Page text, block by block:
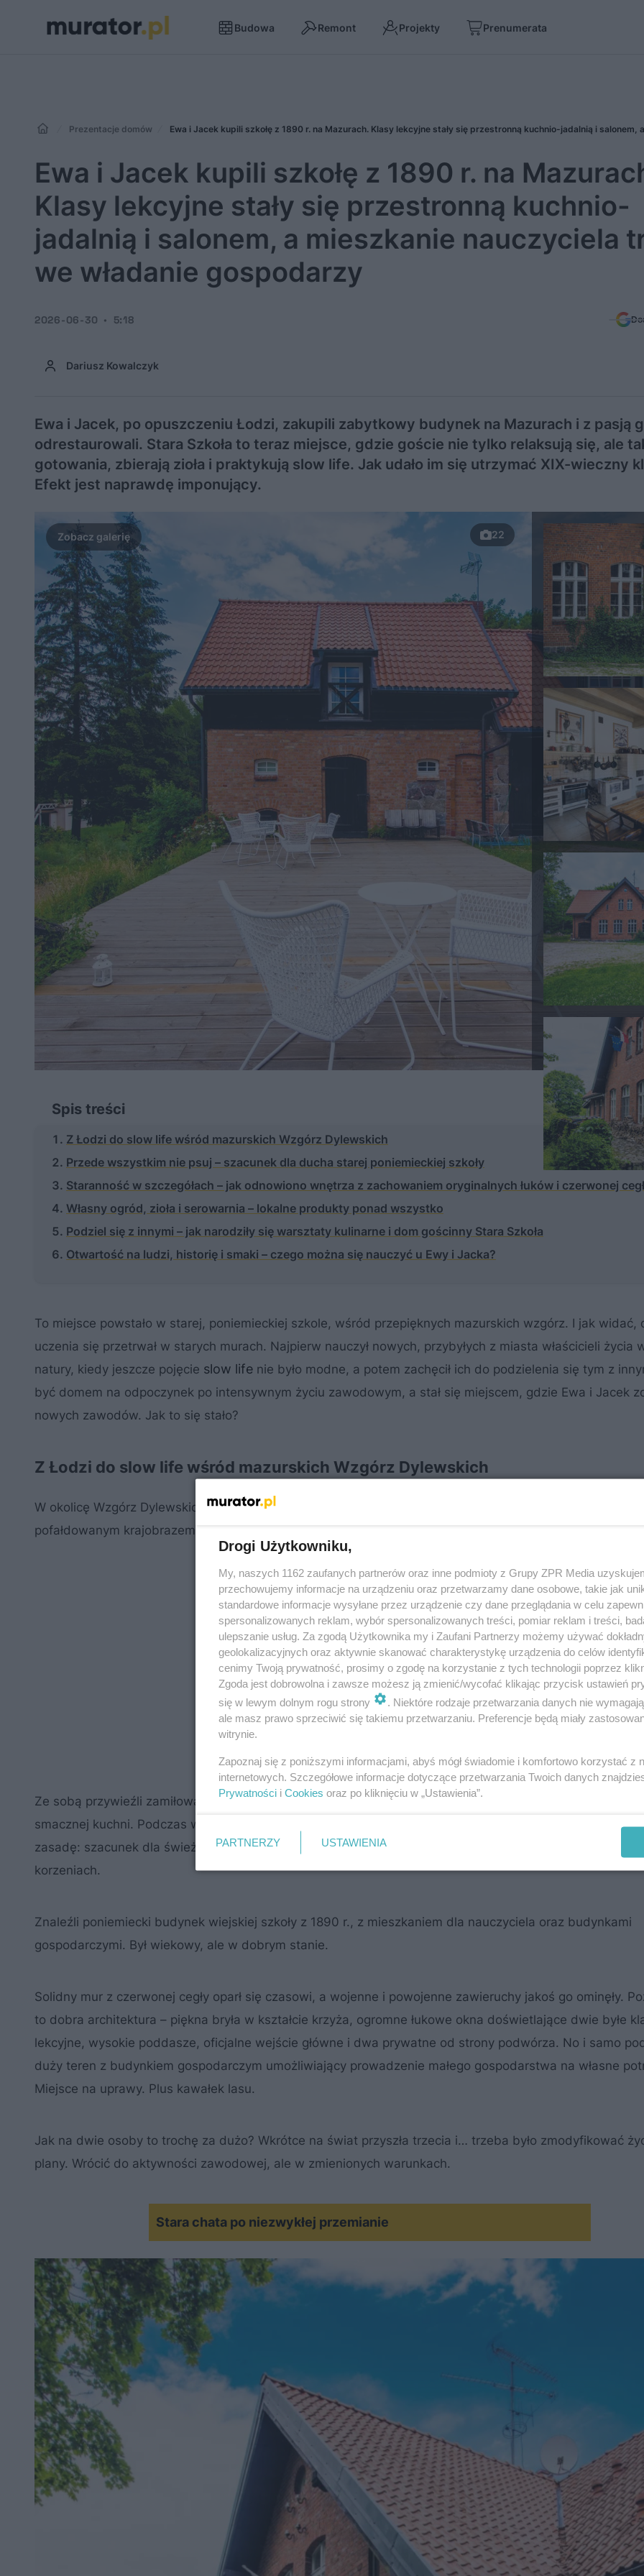
Budowa Remont Projekty Prenumerata
Prezentacje domów
Ewa i Jacek kupili szkołę z 1890 r. na
Klasy lekcyjne stały się przestronną kuchnio-
jadalnią i salonem, a mieszkanie nauczyciela
we władanie gospodarzy
Dariusz Kowalczyk
2026-06-30 5:18
Ewa i Jacek, po opuszczeniu Łodzi, zakupili zabytkowy budynek na Mazurach i z pasją
odrestaurowali. Stara Szkoła to teraz miejsce, gdzie goście nie tylko relaksują się, ale
gotowania, zbierają zioła i praktykują slow life. Jak udało im się utrzymać XIX-wieczny
Efekt jest naprawdę imponujący.
22
Spis treści
Z Łodzi do slow life wśród mazurskich Wzgórz Dylewskich
Przede wszystkim nie psuj – szacunek dla ducha starej poniemieckiej szkoły
Staranność w szczegółach – jak odnowiono wnętrza z zachowaniem oryginalnych łuków i czerwonej
Własny ogród, zioła i serowarnia – lokalne produkty ponad wszystko
Podziel się z innymi – jak narodziły się warsztaty kulinarne i dom gościnny Stara Szkoła
Otwartość na ludzi, historię i smaki – czego można się nauczyć u Ewy i Jacka?
To miejsce powstało w starej, poniemieckiej szkole, wśród przepięknych mazurskich wzgórz. I jak widać,
uczenia się przetrwał w starych murach. Najpierw nauczył nowych, przybyłych z miasta właścicieli życia
natury, kiedy jeszcze pojęcie slow life nie było modne, a potem zachęcił ich do podzielenia się tym z
być domem na odpoczynek po intensywnym życiu zawodowym, a stał się miejscem, gdzie Ewa i Jacek
nowych zawodów. Jak to się stało?
Z Łodzi do slow life wśród mazurskich Wzgórz Dylewskich
W okolicę Wzgórz Dylewskich przyjechali z Łodzi. Chcieli uciec z miasta, zwolnić. To miejsce zachwyciło
pofałdowanym krajobrazem. Przywodziło na myśl ukochane góry: Beskid Niski, Bieszczady, a było bliżej.
Ze sobą przywieźli zamiłowanie do aktywności w plenerze (oboje byli przewodnikami beskidzkimi),
smacznej kuchni. Podczas wielu podróży po Francji kosztowali znakomitych potraw, serów, win. I poznali
zasadę: szacunek dla świeżych, lokalnych składników. Podobną Jacek wyniósł z rodzinnego domu o
korzeniach.
Znaleźli poniemiecki budynek wiejskiej szkoły z 1890 r., z mieszkaniem dla nauczyciela oraz budynkami
gospodarczymi. Był wiekowy, ale w dobrym stanie.
Solidny mur z czerwonej cegły oparł się czasowi, a wojenne i powojenne zawieruchy jakoś go ominęły.
to dobra architektura – piękna bryła w kształcie krzyża, ogromne łukowe okna doświetlające dwie byłe
lekcyjne, wysokie poddasze, oficjalne wejście główne i dwa prywatne od strony podwórza. No i samo
duży teren z budynkiem gospodarczym umożliwiający prowadzenie małego gospodarstwa na własne
Miejsce na uprawy. Plus kawałek lasu.
Jak na dwie osoby to trochę za dużo? Wkrótce na świat przyszła trzecia i… trzeba było zmodyfikować
plany. Wrócić do aktywności zawodowej, ale w zmienionych warunkach.
Stara chata po niezwykłej przemianie
Drogi Użytkowniku,
My, naszych 1162 zaufanych partnerów oraz inne podmioty z Grupy ZPR Media
przechowujemy informacje na urządzeniu oraz przetwarzamy dane osobowe, takie jak
standardowe informacje wysyłane przez urządzenie czy dane przeglądania w celu
spersonalizowanych reklam, wybór spersonalizowanych treści, pomiar reklam i treści,
ulepszanie usług. Za zgodą Użytkownika my i Zaufani Partnerzy możemy używać
geolokalizacyjnych oraz aktywnie skanować charakterystykę urządzenia do celów
cenimy Twoją prywatność, prosimy o zgodę na korzystanie z tych technologii poprzez
Zgoda jest dobrowolna i zawsze możesz ją zmienić/wycofać klikając przycisk ustawień
się w lewym dolnym rogu strony
. Niektóre rodzaje przetwarzania danych nie
ale masz prawo sprzeciwić się takiemu przetwarzaniu. Preferencje będą miały
witrynie.
Zapoznaj się z poniższymi informacjami, abyś mógł świadomie i komfortowo korzystać z
internetowych. Szczegółowe informacje dotyczące przetwarzania Twoich danych
Prywatności i Cookies oraz po kliknięciu w „Ustawienia”.
PARTNERZY USTAWIENIA